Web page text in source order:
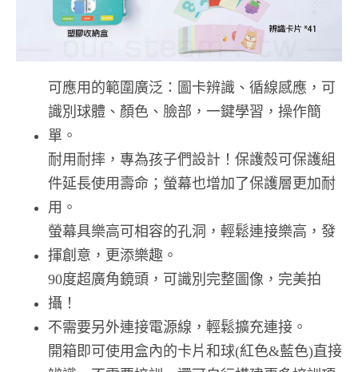
可應用的範圍廣泛：圖卡辨識、循線感應，可
識別球體、顏色、臉部，一鍵學習，操作簡
單。
耐用耐摔，專為孩子們設計！保護殼可保護組
件延長使用壽命；螢幕也增加了保護層更加耐
用。
螢幕具樂高可相容的孔洞，輕鬆連接樂高，發
揮創意，更添樂趣。
90度超廣角鏡頭，可識別完整圖像，完美拍
攝！
不需要另外連接電源線，輕鬆擴充連接。
開箱即可使用盒內的卡片和球(紅色&藍色)直接